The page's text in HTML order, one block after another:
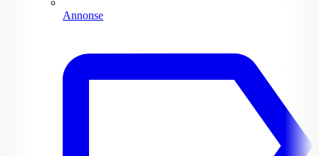
Annonse